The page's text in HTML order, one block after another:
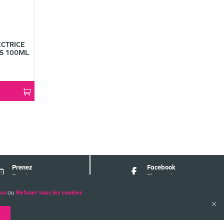
ou Refuser tous les cookies
100ML
Prenez
Rendez-vous
Facebook
Pharmabest